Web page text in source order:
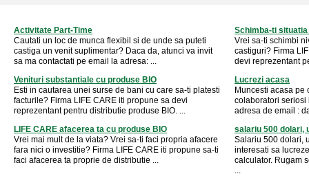
Activitate Part-Time
Cautati un loc de munca flexibil si de unde sa puteti
castiga un venit suplimentar? Daca da, atunci va invit
sa ma contactati pe email la adresa: ...
Schimba-ti
Vrei sa-ti schimbi
castiguri? Firma
devi reprezentant
Venituri substantiale cu produse BIO
Esti in cautarea unei surse de bani cu care sa-ti platesti
facturile? Firma LIFE CARE iti propune sa devi
reprezentant pentru distributie produse BIO. ...
Lucrezi acasa
Muncesti acasa pe
colaboratori seriosi
adresa de email :
LIFE CARE afacerea ta cu produse BIO
Vrei mai mult de la viata? Vrei sa-ti faci propria afacere
fara nici o investitie? Firma LIFE CARE iti propune sa-ti
faci afacerea ta proprie de distributie ...
salariu 500 dolari,
Salariu 500 dolari,
interesati sa
calculator. Rugam
...